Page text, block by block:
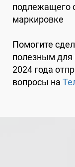
подлежащего
маркировке
Помогите
полезным для
2024 года
вопросы на